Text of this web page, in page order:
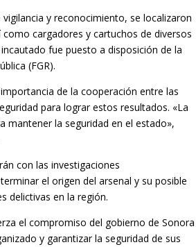
y reconocimiento, se localizaron
cargadores y cartuchos de diversos
fue puesto a disposición de la
(FGR).
de la cooperación entre las
para lograr estos resultados. «La
mantener la seguridad en el estado»,
con las investigaciones
el origen del arsenal y su posible
delictivas en la región.
el compromiso del gobierno de Sonora
y garantizar la seguridad de sus